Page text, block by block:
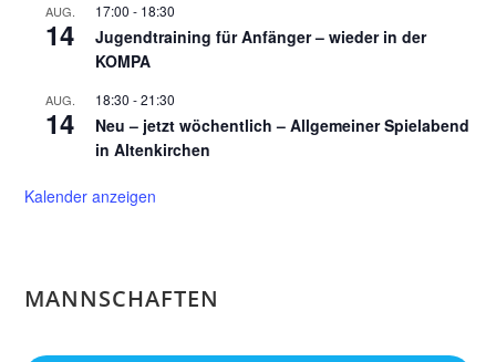
AUG.
14
17:00 - 18:30
Jugendtraining für Anfänger – wieder in der
KOMPA
AUG.
14
18:30 -21:30
Neu – jetzt wöchentlich – Allgemeiner Spielabend
in Altenkirchen
Kalender anzeigen
MANNSCHAFTEN